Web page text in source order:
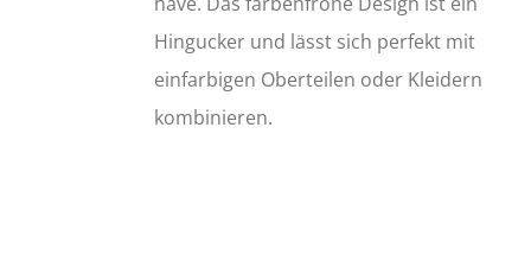
Hingucker und lässt sich perfekt mit
einfarbigen Oberteilen oder Kleidern
kombinieren.